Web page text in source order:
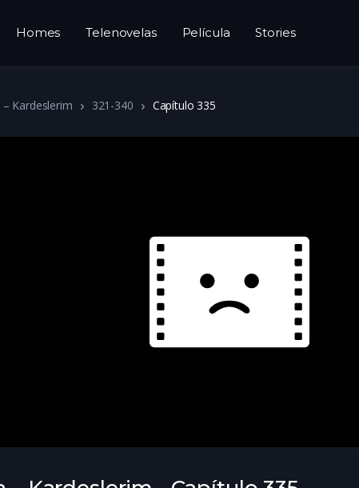
Homes Telenovelas Película Stories
Kardeslerim 321-340 Capítulo 335